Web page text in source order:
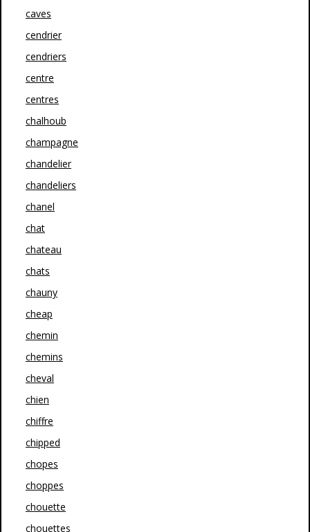
caves
cendrier
cendriers
centre
centres
chalhoub
champagne
chandelier
chandeliers
chanel
chat
chateau
chats
chauny
cheap
chemin
chemins
cheval
chien
chiffre
chipped
chopes
choppes
chouette
chouettes